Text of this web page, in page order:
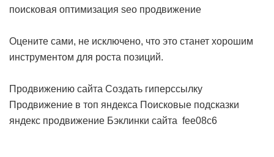
поисковая оптимизация seo продвижение
Оцените сами, не исключено, что это станет хорошим
инструментом для роста позиций.
Продвижению сайта Создать гиперссылку
Продвижение в топ яндекса Поисковые подсказки
яндекс продвижение Бэклинки сайта fee08c6